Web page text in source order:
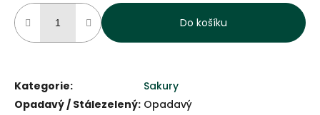
Do košíku
Kategorie:
Sakury
Opadavý / Stálezelený: Opadavý